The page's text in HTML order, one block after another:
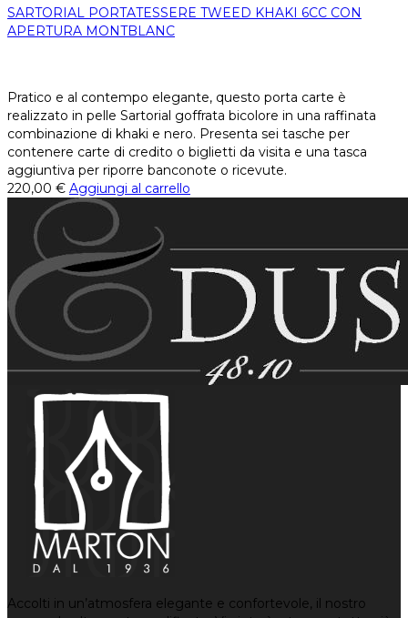
SARTORIAL PORTATESSERE TWEED KHAKI 6CC CON
APERTURA MONTBLANC
Pratico e al contempo elegante, questo porta carte è
realizzato in pelle Sartorial goffrata bicolore in una raffinata
combinazione di khaki e nero. Presenta sei tasche per
contenere carte di credito o biglietti da visita e una tasca
aggiuntiva per riporre banconote o ricevute.
220,00 € Aggiungi al carrello
Accolti in un’atmosfera elegante e confortevole, il nostro